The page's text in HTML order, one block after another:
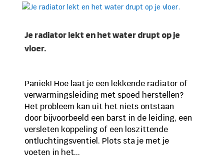
Je radiator lekt en het water drupt op je
vloer.
Paniek! Hoe laat je een lekkende radiator of
verwarmingsleiding met spoed herstellen?
Het probleem kan uit het niets ontstaan
door bijvoorbeeld een barst in de leiding, een
versleten koppeling of een loszittende
ontluchtingsventiel. Plots sta je met je
voeten in het...